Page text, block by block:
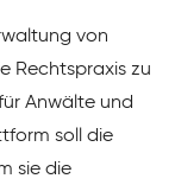
von
Rechtspraxis zu
Anwälte und
soll die
sie die